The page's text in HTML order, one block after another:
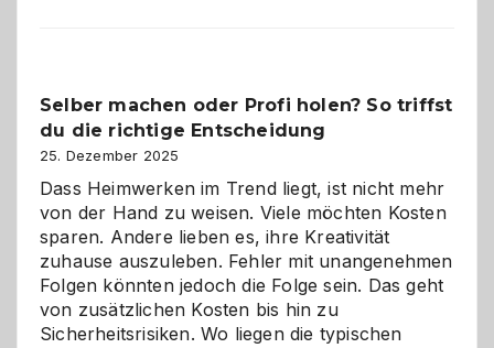
Herausforderungen
und
Zukunft
Selber machen oder Profi holen? So triffst
du die richtige Entscheidung
25. Dezember 2025
Dass Heimwerken im Trend liegt, ist nicht mehr
von der Hand zu weisen. Viele möchten Kosten
sparen. Andere lieben es, ihre Kreativität
zuhause auszuleben. Fehler mit unangenehmen
Folgen könnten jedoch die Folge sein. Das geht
von zusätzlichen Kosten bis hin zu
Sicherheitsrisiken. Wo liegen die typischen